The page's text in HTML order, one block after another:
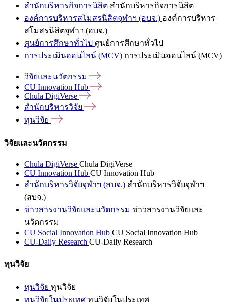
สำนักบริหารกิจการนิสิต สำนักบริหารกิจการนิสิต
องค์การบริหารสโมสรนิสิตจุฬาฯ (อบจ.) องค์การบริหาร
สโมสรนิสิตจุฬาฯ (อบจ.)
ศูนย์การศึกษาทั่วไป ศูนย์การศึกษาทั่วไป
การประเมินออนไลน์ (MCV) การประเมินออนไลน์ (MCV)
วิจัยและนวัตกรรม
CU Innovation Hub
Chula DigiVerse
สำนักบริหารวิจัย
ทุนวิจัย
วิจัยและนวัตกรรม
Chula DigiVerse Chula DigiVerse
CU Innovation Hub CU Innovation Hub
สำนักบริหารวิจัยจุฬาฯ (สบจ.) สำนักบริหารวิจัยจุฬาฯ
(สบจ.)
ข่าวสารงานวิจัยและนวัตกรรม ข่าวสารงานวิจัยและ
นวัตกรรม
CU Social Innovation Hub CU Social Innovation Hub
CU-Daily Research CU-Daily Research
ทุนวิจัย
ทุนวิจัย ทุนวิจัย
ทุนวิจัยในประเทศ ทุนวิจัยในประเทศ